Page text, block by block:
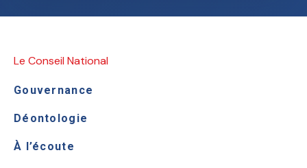
Le Conseil National
Gouvernance
Déontologie
À l’écoute